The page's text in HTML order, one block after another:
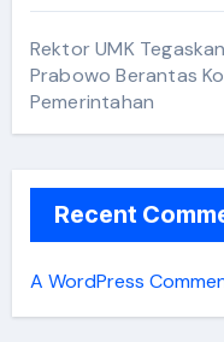
Rektor UMK
Prabowo Berantas
Pemerintahan
Recent
A WordPress